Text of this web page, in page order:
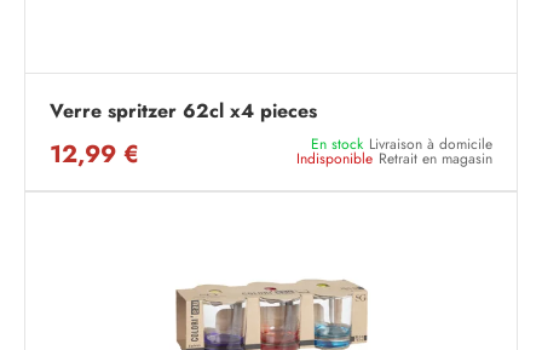
Verre spritzer 62cl x4 pieces
12,99 € En stock Livraison à domicile
Indisponible Retrait en magasin